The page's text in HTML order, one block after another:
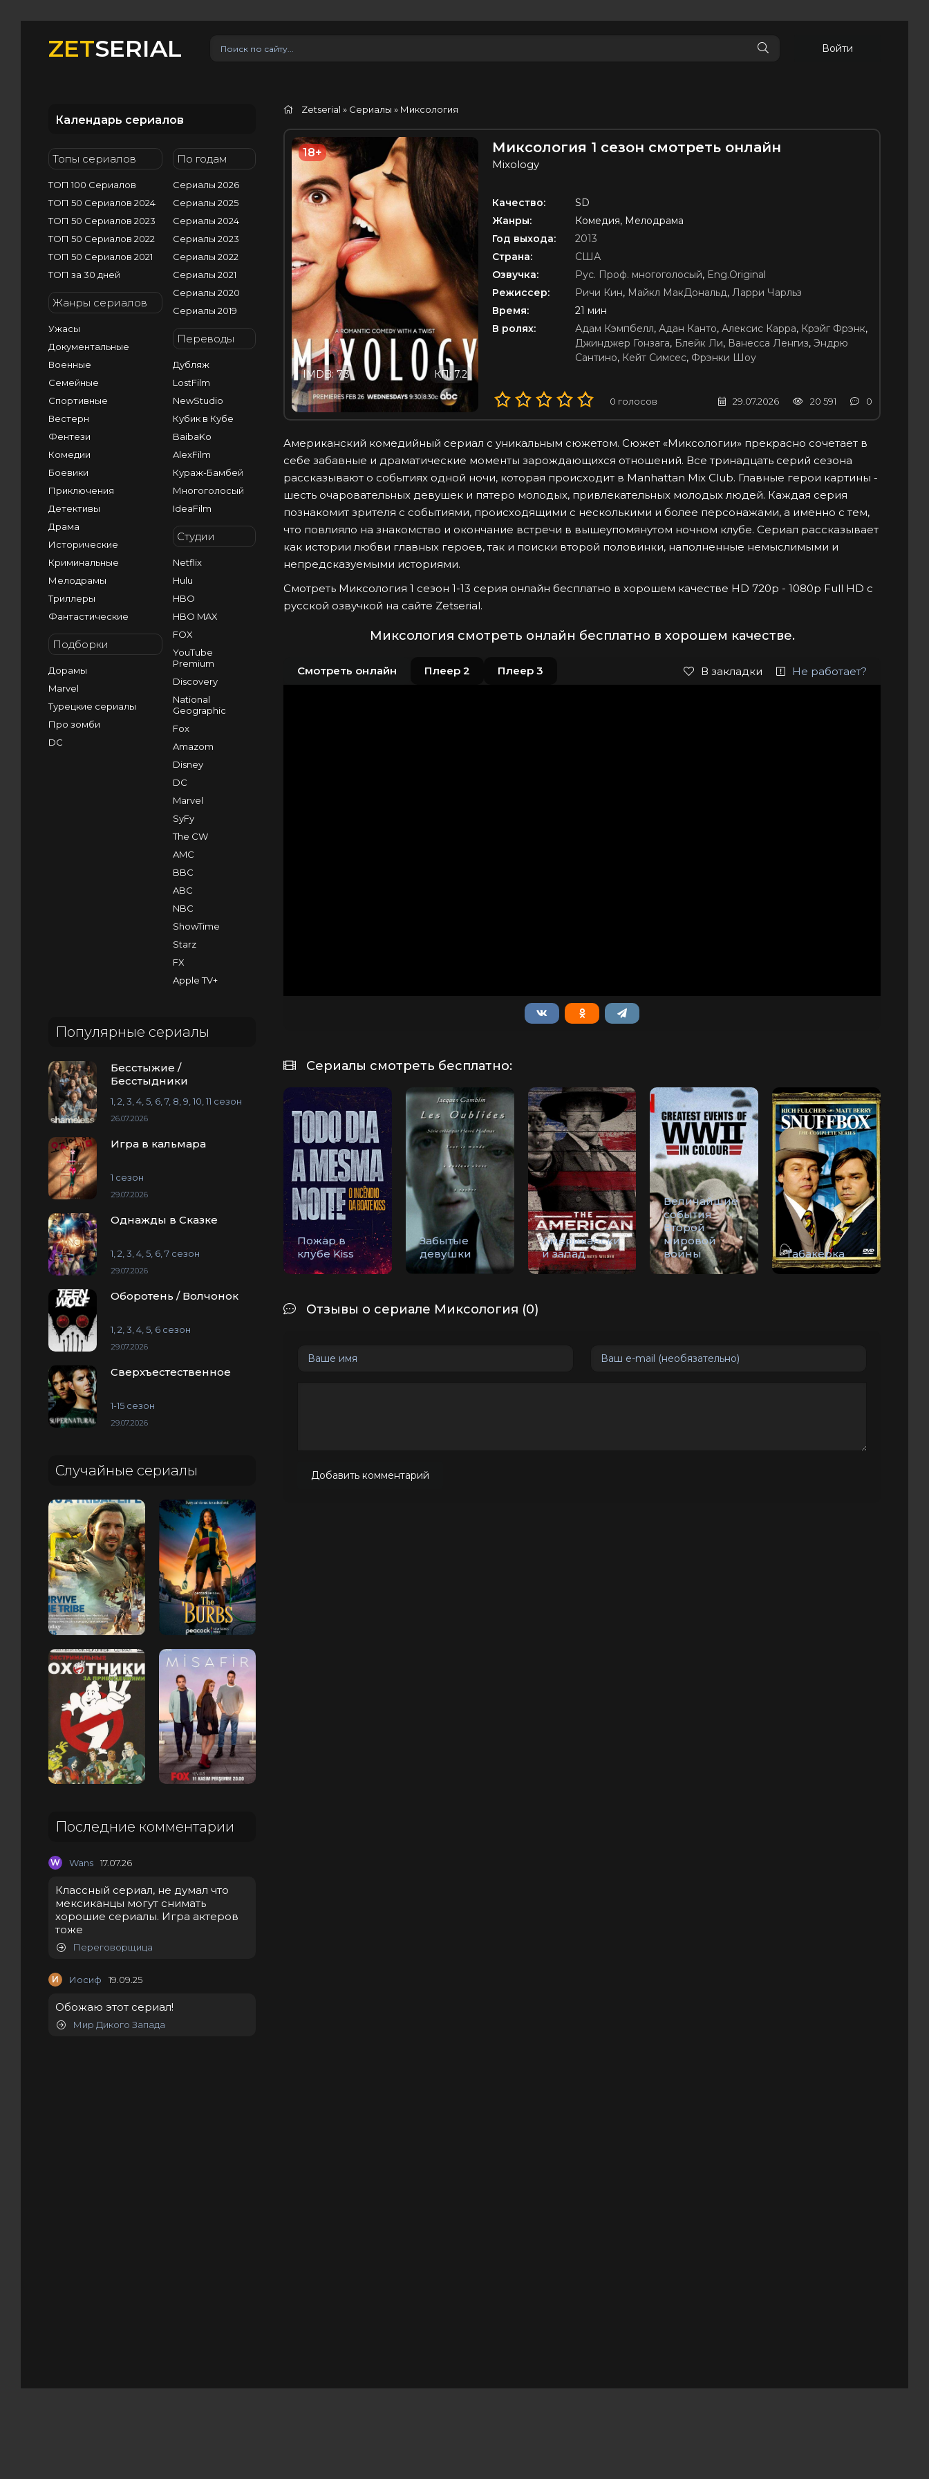
ZETSERIAL Войти
Календарь сериалов
Топы сериалов
ТОП 100 Сериалов
ТОП 50 Сериалов 2024
ТОП 50 Сериалов 2023
ТОП 50 Сериалов 2022
ТОП 50 Сериалов 2021
ТОП за 30 дней
Жанры сериалов
Ужасы
Документальные
Военные
Семейные
Спортивные
Вестерн
Фентези
Комедии
Боевики
Приключения
Детективы
Драма
Исторические
Криминальные
Мелодрамы
Триллеры
Фантастические
Подборки
Дорамы
Marvel
Турецкие сериалы
Про зомби
DC
По годам
Сериалы 2026
Сериалы 2025
Сериалы 2024
Сериалы 2023
Сериалы 2022
Сериалы 2021
Сериалы 2020
Сериалы 2019
Переводы
Дубляж
LostFilm
NewStudio
Кубик в Кубе
BaibaKo
AlexFilm
Кураж-Бамбей
Многоголосый
IdeaFilm
Студии
Netflix
Hulu
HBO
HBO MAX
FOX
YouTube
Premium
Discovery
National
Geographic
Fox
Amazom
Disney
DC
Marvel
SyFy
The CW
AMC
BBC
ABC
NBC
ShowTime
Starz
FX
Apple TV+
Популярные сериалы
Бесстыжие /
Бесстыдники
1, 2, 3, 4, 5, 6, 7, 8, 9, 10, 11 сезон
26.07.2026
Игра в кальмара
1 сезон
29.07.2026
Однажды в Сказке
1, 2, 3, 4, 5, 6, 7 сезон
29.07.2026
Оборотень / Волчонок
1, 2, 3, 4, 5, 6 сезон
29.07.2026
Сверхъестественное
1-15 сезон
29.07.2026
Случайные сериалы
Последние комментарии
W Wans 17.07.26
Классный сериал, не думал что
мексиканцы могут снимать
хорошие сериалы. Игра актеров
тоже
Переговорщица
И Иосиф 19.09.25
Обожаю этот сериал!
Мир Дикого Запада
Zetserial » Сериалы » Миксология
18+
КП: 7.2
IMDB: 7.3
Миксология 1 сезон смотреть онлайн
Mixology
Качество:
SD
Жанры:
Комедия, Мелодрама
Год выхода:
2013
Страна:
США
Озвучка:
Рус. Проф. многоголосый, Eng.Original
Режиссер:
Ричи Кин, Майкл МакДональд, Ларри Чарльз
Время:
21 мин
В ролях:
Адам Кэмпбелл, Адан Канто, Алексис Карра, Крэйг Фрэнк,
Джинджер Гонзага, Блейк Ли, Ванесса Ленгиз, Эндрю
Сантино, Кейт Симсес, Фрэнки Шоу
0 голосов 29.07.2026 20 591 0
Американский комедийный сериал с уникальным сюжетом. Сюжет «Миксологии» прекрасно сочетает в
себе забавные и драматические моменты зарождающихся отношений. Все тринадцать серий сезона
рассказывают о событиях одной ночи, которая происходит в Manhattan Mix Club. Главные герои картины -
шесть очаровательных девушек и пятеро молодых, привлекательных молодых людей. Каждая серия
познакомит зрителя с событиями, происходящими с несколькими и более персонажами, а именно с тем,
что повлияло на знакомство и окончание встречи в вышеупомянутом ночном клубе. Сериал рассказывает
как истории любви главных героев, так и поиски второй половинки, наполненные немыслимыми и
непредсказуемыми историями.
Смотреть Миксология 1 сезон 1-13 серия онлайн бесплатно в хорошем качестве HD 720p - 1080p Full HD с
русской озвучкой на сайте Zetserial.
Миксология смотреть онлайн бесплатно в хорошем качестве.
Смотреть онлайн Плеер 2 Плеер 3 В закладки Не работает?
Сериалы смотреть бесплатно:
Пожар в
клубе Kiss
Забытые
девушки
Американски
й запад
Величайшие
события
Второй
мировой
войны
Табакерка
Отзывы о сериале Миксология (0)
Добавить комментарий